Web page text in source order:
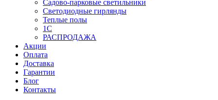
Садово-парковые светильники
Светодиодные гирлянды
Теплые полы
1С
РАСПРОДАЖА
Акции
Оплата
Доставка
Гарантии
Блог
Контакты